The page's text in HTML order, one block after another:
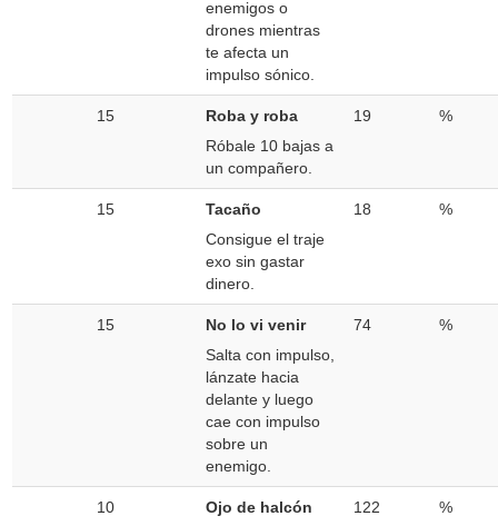
enemigos o
drones mientras
te afecta un
impulso sónico.
15
Roba y roba
Róbale 10 bajas a
un compañero.
19 %
15
Tacaño
Consigue el traje
exo sin gastar
dinero.
18 %
15
No lo vi venir
Salta con impulso,
lánzate hacia
delante y luego
cae con impulso
sobre un
enemigo.
74 %
10
Ojo de halcón
122 %